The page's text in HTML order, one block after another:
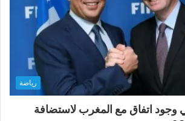
رياضة
وجود اتفاق مع المغرب لاستضافة